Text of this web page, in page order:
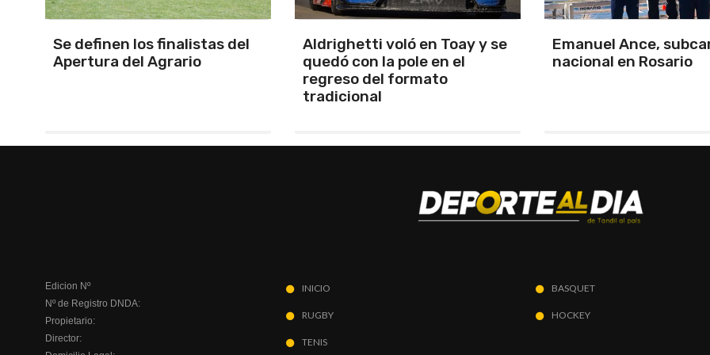
Aldrighetti voló en Toay y se
quedó con la pole en el
Emanuel Ance, subcampeón
nacional en Rosario
Murió Jorge, el papá
Lionel Messi
Edicion Nº
Nº de Registro DNDA:
Propietario:
Director:
INICIO
RUGBY
TENIS
BASQUET
HOCKEY